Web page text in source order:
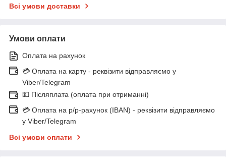
Всі умови доставки
Умови оплати
Оплата на рахунок
💳 Оплата на карту - реквізити відправляємо у
Viber/Telegram
💵 Післяплата (оплата при отриманні)
💳 Оплата на р/р-рахунок (IBAN) - реквізити відправляємо
у Viber/Telegram
Всі умови оплати